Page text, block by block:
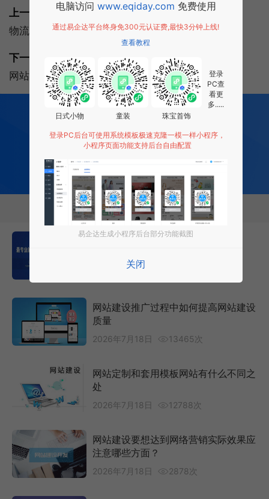
上一篇:
物流公司网站建设做好需具备3个要点
下一篇:
网站设计时不可犯的6点错误
免费试用小程序
多项功能全部免费开发
全行业场景 适用
0 成本 0 门槛 一键生成
让每个商家都拥有适合自己的小程序
相关推荐
易企达网站建设优势
网站建设推广过程中如何提高网站建设
质量
2026年7月18日 13465次
网站定制和套用模板网站有什么不同之
处
2026年7月18日 12788次
网站建设要想达到网络营销实际效果应
注意哪些方面？
2026年7月18日 2878次
电脑访问 www.eqiday.com 免费使用
通过易企达平台终身免300元认证费,最快3分钟上线!
查看教程
日式小物 童装 珠宝首饰
登录
PC查
看更
多.....
登录PC后台可使用系统模板极速克隆一模一样小程序，
小程序页面功能支持后台自由配置
易企达生成小程序后台部分功能截图
关闭